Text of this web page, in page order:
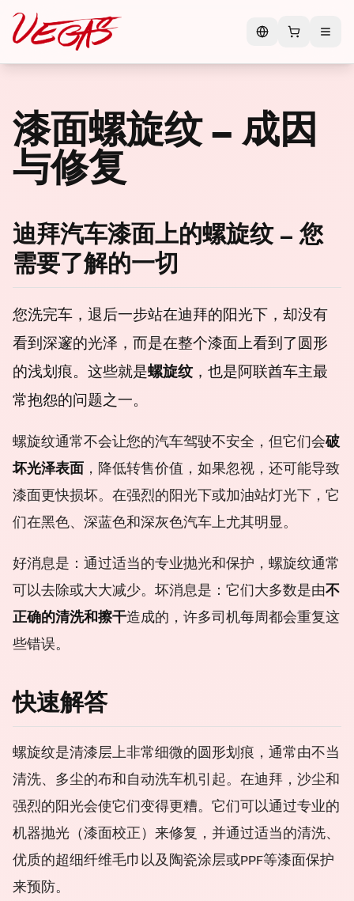
漆面螺旋纹 – 成因
与修复
迪拜汽车漆面上的螺旋纹 – 您
需要了解的一切
您洗完车，退后一步站在迪拜的阳光下，却没有
看到深邃的光泽，而是在整个漆面上看到了圆形
的浅划痕。这些就是螺旋纹 ，也是阿联酋车主最
常抱怨的问题之一。
螺旋纹通常不会让您的汽车驾驶不安全，但它们会破
坏光泽表面 ，降低转售价值，如果忽视，还可能导致
漆面更快损坏。在强烈的阳光下或加油站灯光下，它
们在黑色、深蓝色和深灰色汽车上尤其明显。
好消息是：通过适当的专业抛光和保护，螺旋纹通常
可以去除或大大减少。坏消息是：它们大多数是由不
正确的清洗和擦干造成的，许多司机每周都会重复这
些错误。
快速解答
螺旋纹是清漆层上非常细微的圆形划痕，通常由不当
清洗、多尘的布和自动洗车机引起。在迪拜，沙尘和
强烈的阳光会使它们变得更糟。它们可以通过专业的
机器抛光（漆面校正）来修复，并通过适当的清洗、
优质的超细纤维毛巾以及陶瓷涂层或PPF等漆面保护
来预防。